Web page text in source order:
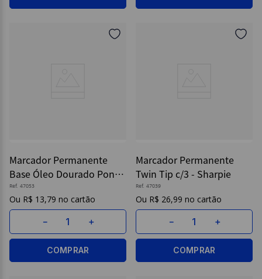
Marcador Permanente
Base Óleo Dourado Ponta
Fina - Sharpie
Ref. 47053
R$ 13,79
＋
－
COMPRAR
Marcador Permanente
Twin Tip c/3 - Sharpie
Ref. 47039
R$ 26,99
＋
－
COMPRAR